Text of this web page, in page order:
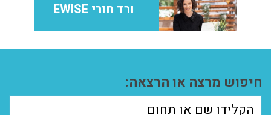
ורד חורי EWISE
חיפוש מרצה או הרצאה: